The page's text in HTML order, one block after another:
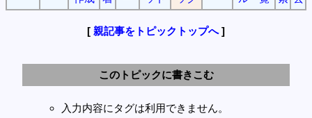
[ 親記事をトピックトップへ]
このトピックに書きこむ
入力内容にタグは利用できません。